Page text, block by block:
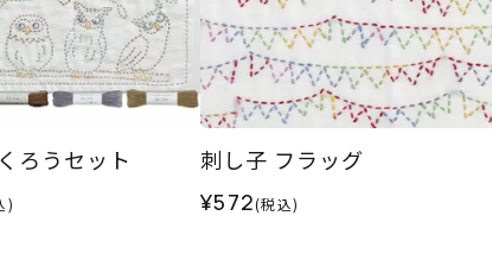
ろうセット
)
刺し子 フラッグ
¥572(税込)